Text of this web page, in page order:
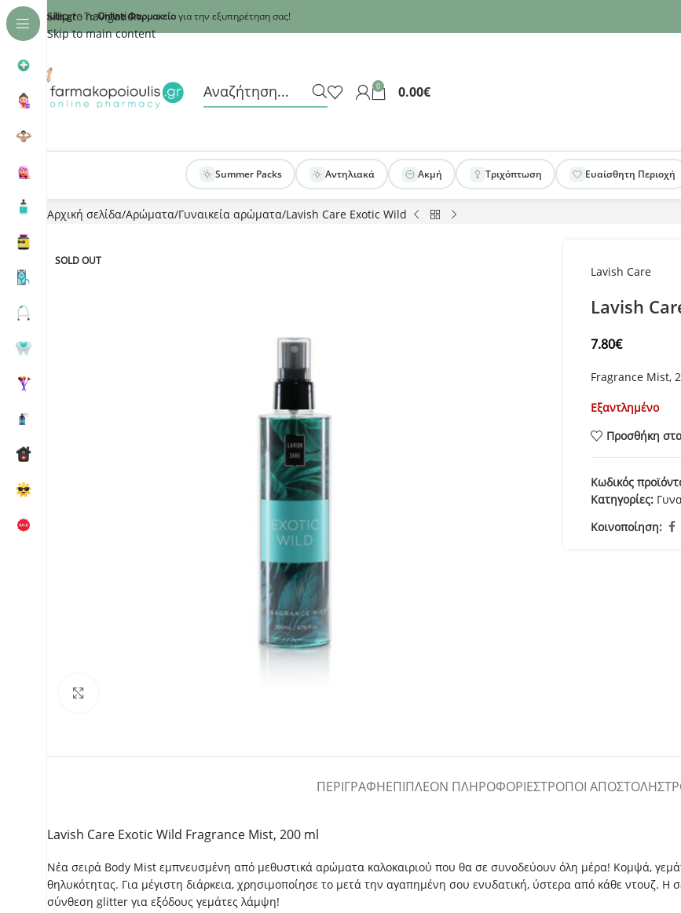
Skip to navigation
Skip to main content
- ΤοOnline Φαρμακείογια την εξυπηρέτηση σας!
0 0.00€
Summer Packs Αντηλιακά Ακμή Τριχόπτωση Ευαίσθητη Περιοχή
Αρχική σελίδα Αρώματα Γυναικεία αρώματα Lavish Care Exotic Wild
SOLD OUT
Lavish Care
Lavish
7.80€
Fragrance Mist,
Εξαντλημένο
Προσθήκη
Κωδικός
Κατηγορίες:
Κοινοποίηση:
ΠΕΡΙΓΡΑΦΉΕΠΙΠΛΈΟΝ ΠΛΗΡΟΦΟΡΊΕΣΤΡΌΠΟΙ ΑΠΟΣΤΟΛΉΣ
Lavish Care Exotic Wild Fragrance Mist, 200 ml
Νέα σειρά Body Mist εμπνευσμένη από μεθυστικά αρώματα καλοκαιριού που θα σε συνοδεύουν όλη μέρα! Κομψά,
θηλυκότητας. Για μέγιστη διάρκεια, χρησιμοποίησε το μετά την αγαπημένη σου ενυδατική, ύστερα από κάθε ντουζ.
σύνθεση glitter για εξόδους γεμάτες λάμψη!